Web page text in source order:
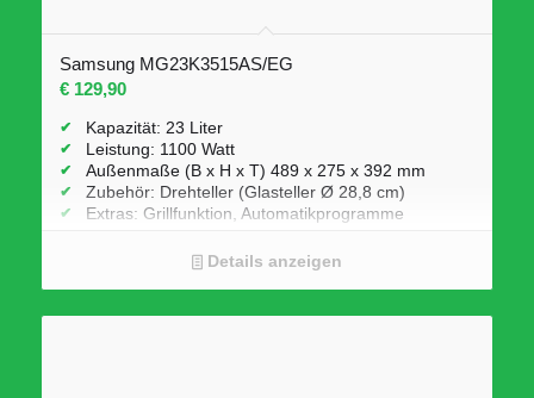
Samsung MG23K3515AS/EG
€129,90
Kapazität: 23 Liter
Leistung: 1100 Watt
Außenmaße (B x H x T) 489 x 275 x 392 mm
Zubehör: Drehteller (Glasteller Ø 28,8 cm)
Extras: Grillfunktion, Automatikprogramme
Details anzeigen